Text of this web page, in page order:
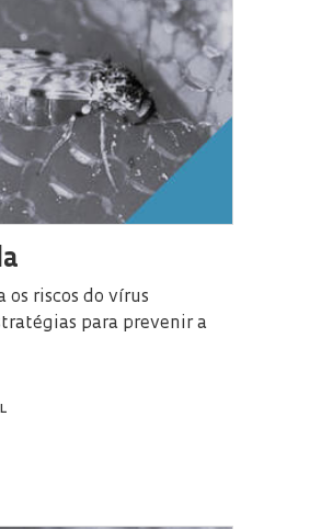
os riscos do vírus
para prevenir a